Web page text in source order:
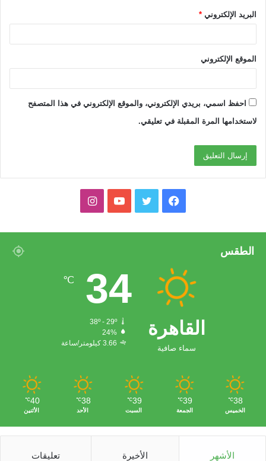
البريد الإلكتروني *
الموقع الإلكتروني
احفظ اسمي، بريدي الإلكتروني، والموقع الإلكتروني في هذا المتصفح
لاستخدامها المرة المقبلة في تعليقي.
و
و
ب
ق
ا
الطقس
القاهرة
سماء صافية
34
℃
38º - 29º
24%
3.66 كيلومتر/ساعة
38
℃
الخميس
39
℃
الجمعة
39
℃
السبت
38
℃
الأحد
40
℃
الأثنين
الأشهر الأخيرة تعليقات